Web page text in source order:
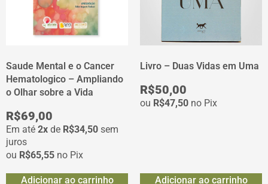
Saude Mental e o Cancer
Hematologico – Ampliando
o Olhar sobre a Vida
R$69,00
Em até 2x de R$34,50 sem
juros
ou R$65,55 no Pix
Adicionar ao carrinho
Livro – Duas Vidas em Uma
R$50,00
ou R$47,50 no Pix
Adicionar ao carrinho